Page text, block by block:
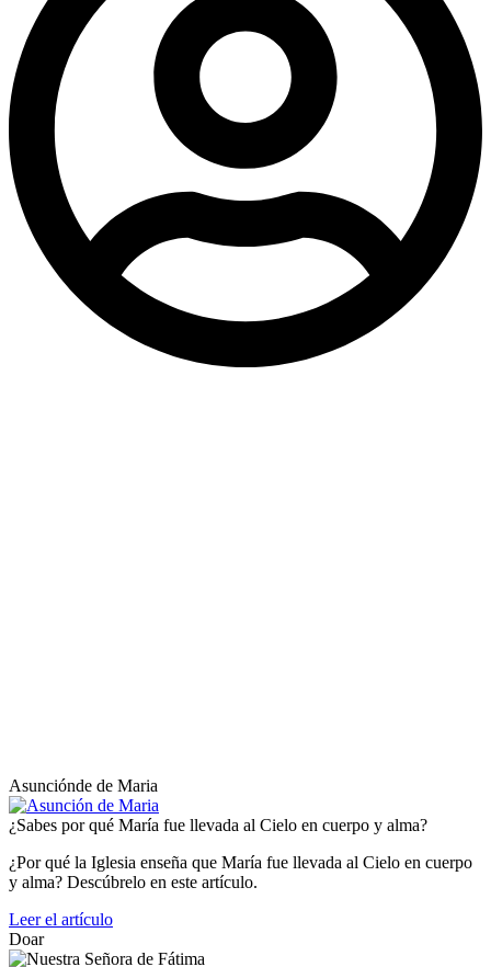
Asunciónde de Maria
¿Sabes por qué María fue llevada al Cielo en cuerpo y alma?
¿Por qué la Iglesia enseña que María fue llevada al Cielo en cuerpo
y alma? Descúbrelo en este artículo.
Leer el artículo
Doar